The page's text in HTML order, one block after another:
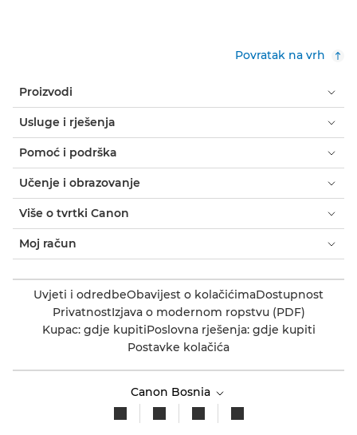
Povratak na vrh
Proizvodi
Usluge i rješenja
Pomoć i podrška
Učenje i obrazovanje
Više o tvrtki Canon
Moj račun
Uvjeti i odredbeObavijest o kolačićimaDostupnost
PrivatnostIzjava o modernom ropstvu (PDF)
Kupac: gdje kupitiPoslovna rješenja: gdje kupiti
Postavke kolačića
Canon Bosnia